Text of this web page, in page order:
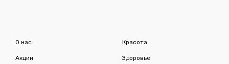
О нас
Акции
Красота
Здоровье